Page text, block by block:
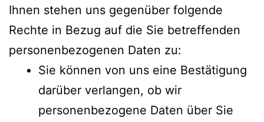
Ihnen stehen uns gegenüber folgende
Rechte in Bezug auf die Sie betreffenden
personenbezogenen Daten zu:
Sie können von uns eine Bestätigung
darüber verlangen, ob wir
personenbezogene Daten über Sie